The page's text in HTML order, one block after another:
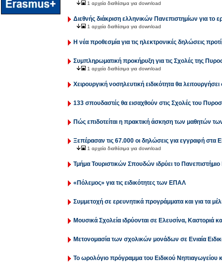
1 αρχεία διαθέσιμα για download
Διεθνής διάκριση ελληνικών Πανεπιστημίων για το
1 αρχεία διαθέσιμα για download
Η νέα προθεσμία για τις ηλεκτρονικές δηλώσεις
Συμπληρωματική προκήρυξη για τις Σχολές της
1 αρχεία διαθέσιμα για download
Χειρουργική νοσηλευτική ειδικότητα θα
133 σπουδαστές θα εισαχθούν στις Σχολές του
Πώς επιδοτείται η πρακτική άσκηση των μαθητών
Ξεπέρασαν τις 67.000 οι δηλώσεις για εγγραφή στα
1 αρχεία διαθέσιμα για download
Τμήμα Τουριστικών Σπουδών ιδρύει το Πανεπιστήμιο
«Πόλεμος» για τις ειδικότητες των ΕΠΑΛ
Συμμετοχή σε ερευνητικά προγράμματα και για τα
Μουσικά Σχολεία ιδρύονται σε Ελευσίνα, Καστοριά
Μετονομασία των σχολικών μονάδων σε Ενιαία
Το ωρολόγιο πρόγραμμα του Ειδικού Νηπιαγωγείου